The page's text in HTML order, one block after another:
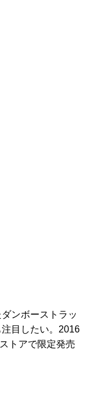
ンボーストラッ
目したい。2016
トアで限定発売